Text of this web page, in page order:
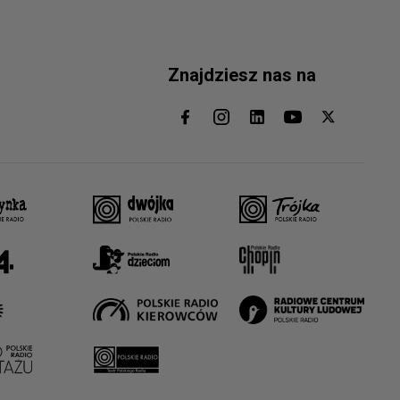
Znajdziesz nas na